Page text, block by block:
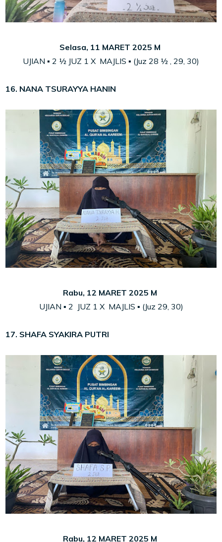
Selasa, 11 MARET 2025 M
UJIAN ▪ 2 ½ JUZ 1 X MAJLIS ▪ (Juz 28 ½ , 29, 30)
16. NANA TSURAYYA HANIN
Rabu, 12 MARET 2025 M
UJIAN ▪ 2 JUZ 1 X MAJLIS ▪ (Juz 29, 30)
17. SHAFA SYAKIRA PUTRI
Rabu, 12 MARET 2025 M